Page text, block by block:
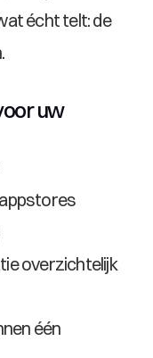
écht telt: de
uw
overzichtelijk
één